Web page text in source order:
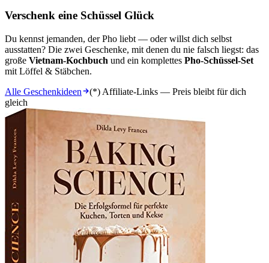
Verschenk eine Schüssel Glück
Du kennst jemanden, der Pho liebt — oder willst dich selbst
ausstatten? Die zwei Geschenke, mit denen du nie falsch liegst: das
große Vietnam-Kochbuch und ein komplettes Pho-Schüssel-Set
mit Löffel & Stäbchen.
Alle Geschenkideen
(*) Affiliate-Links — Preis bleibt für dich
gleich